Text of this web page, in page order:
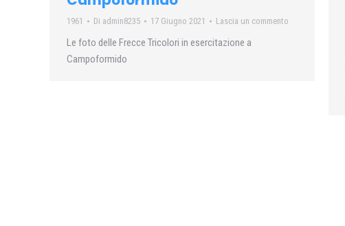
1961 Di admin8235 17 Giugno 2021 Lascia un commento
Le foto delle Frecce Tricolori in esercitazione a
Campoformido